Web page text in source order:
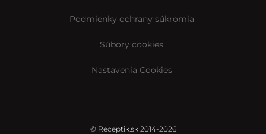
Podmienky ochrany súkromia
Súbory cookies
Nastavenia Cookies
© Receptik.sk 2014-2026